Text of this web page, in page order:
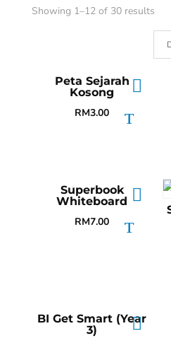
Showing 1–12 of 30 results
Peta Sejarah
Kosong
RM3.00
Superbook
Whiteboard
RM7.00
BI Get Smart (Year
3)